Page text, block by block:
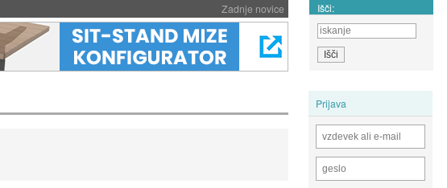
Zadnje novice Išči:
Prijava